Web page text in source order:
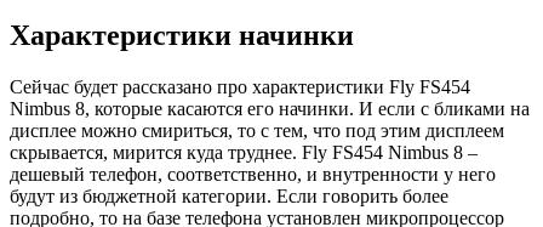
Характеристики начинки
Сейчас будет рассказано про характеристики Fly FS454
Nimbus 8, которые касаются его начинки. И если с бликами на
дисплее можно смириться, то с тем, что под этим дисплеем
скрывается, мирится куда труднее. Fly FS454 Nimbus 8 –
дешевый телефон, соответственно, и внутренности у него
будут из бюджетной категории. Если говорить более
подробно, то на базе телефона установлен микропроцессор